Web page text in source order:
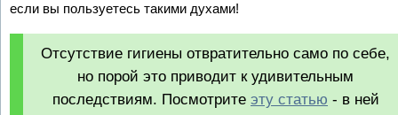
если вы пользуетесь такими духами!
Отсутствие гигиены отвратительно само по себе,
но порой это приводит к удивительным
последствиям. Посмотрите эту статью - в ней